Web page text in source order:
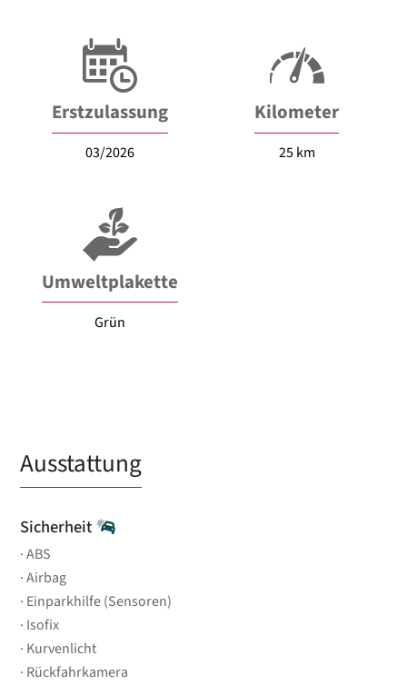
Erstzulassung
03/2026
Kilometer
25 km
Umweltplakette
Grün
Ausstattung
Sicherheit
ABS
Airbag
Einparkhilfe (Sensoren)
Isofix
Kurvenlicht
Rückfahrkamera